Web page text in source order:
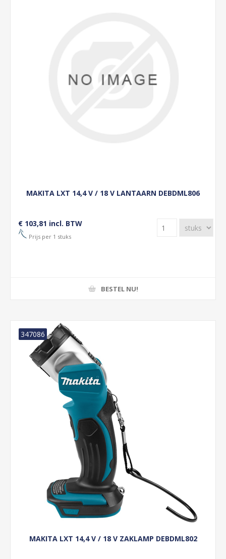
MAKITA LXT 14,4 V / 18 V LANTAARN DEBDML806
€ 103,81 incl. BTW
Prijs per 1 stuks
BESTEL NU!
MAKITA LXT 14,4 V / 18 V ZAKLAMP DEBDML802
347086